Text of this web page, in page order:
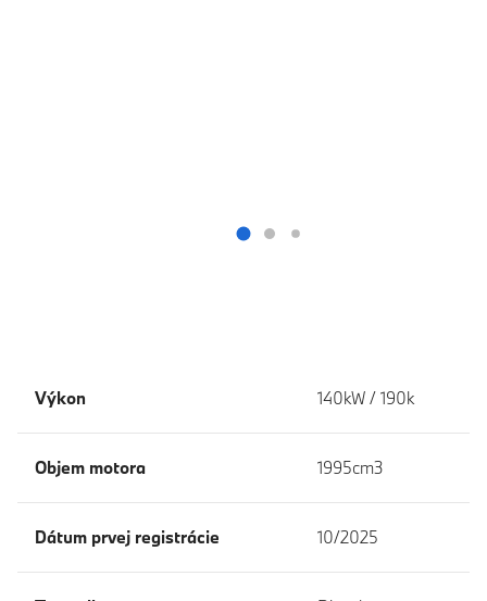
Výkon 140kW / 190k
Objem motora 1995cm3
Dátum prvej registrácie 10/2025